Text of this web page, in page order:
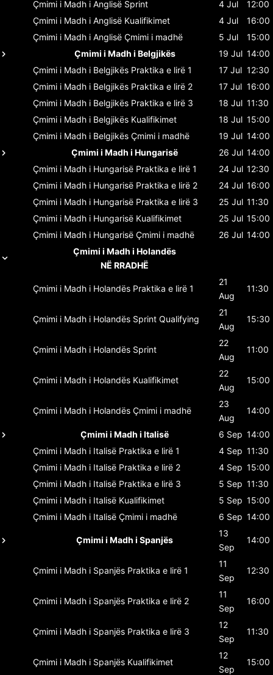
Çmimi i Madh i Anglisë Sprint 4 Jul
12:00
Çmimi i Madh i Anglisë Kualifikimet 4 Jul
16:00
Çmimi i Madh i Anglisë Çmimi i madhë 5 Jul
15:00
Çmimi i Madh i Belgjikës
19 Jul 14:00
Çmimi i Madh i Belgjikës Praktika e lirë 1 17 Jul 12:30
Çmimi i Madh i Belgjikës Praktika e lirë 2 17 Jul 16:00
Çmimi i Madh i Belgjikës Praktika e lirë 3 18 Jul 11:30
Çmimi i Madh i Belgjikës Kualifikimet 18 Jul 15:00
Çmimi i Madh i Belgjikës Çmimi i madhë 19 Jul 14:00
Çmimi i Madh i Hungarisë
26 Jul 14:00
Çmimi i Madh i Hungarisë Praktika e lirë 1 24 Jul 12:30
Çmimi i Madh i Hungarisë Praktika e lirë 2 24 Jul 16:00
Çmimi i Madh i Hungarisë Praktika e lirë 3 25 Jul 11:30
Çmimi i Madh i Hungarisë Kualifikimet 25 Jul 15:00
Çmimi i Madh i Hungarisë Çmimi i madhë 26 Jul 14:00
Çmimi i Madh i Holandës
NË RRADHË
Çmimi i Madh i Holandës Praktika e lirë 1
21
Aug
11:30
Çmimi i Madh i Holandës Sprint Qualifying
21
Aug
15:30
Çmimi i Madh i Holandës Sprint
22
Aug
11:00
Çmimi i Madh i Holandës Kualifikimet
22
Aug
15:00
Çmimi i Madh i Holandës Çmimi i madhë
23
Aug
14:00
Çmimi i Madh i Italisë 6 Sep 14:00
Çmimi i Madh i Italisë Praktika e lirë 1 4 Sep 11:30
Çmimi i Madh i Italisë Praktika e lirë 2 4 Sep 15:00
Çmimi i Madh i Italisë Praktika e lirë 3 5 Sep 11:30
Çmimi i Madh i Italisë Kualifikimet 5 Sep 15:00
Çmimi i Madh i Italisë Çmimi i madhë 6 Sep 14:00
Çmimi i Madh i Spanjës
13
Sep
14:00
Çmimi i Madh i Spanjës Praktika e lirë 1
11
Sep
12:30
Çmimi i Madh i Spanjës Praktika e lirë 2
11
Sep
16:00
Çmimi i Madh i Spanjës Praktika e lirë 3
12
Sep
11:30
Çmimi i Madh i Spanjës Kualifikimet
12
Sep
15:00